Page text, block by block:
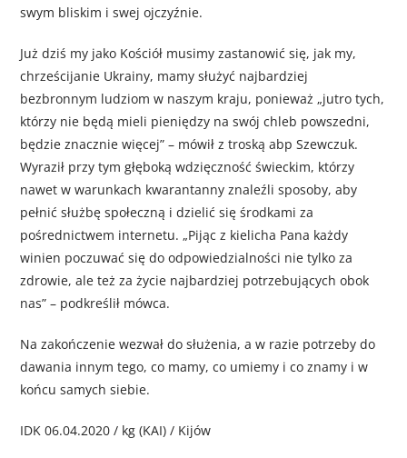
swym bliskim i swej ojczyźnie.
Już dziś my jako Kościół musimy zastanowić się, jak my,
chrześcijanie Ukrainy, mamy służyć najbardziej
bezbronnym ludziom w naszym kraju, ponieważ „jutro tych,
którzy nie będą mieli pieniędzy na swój chleb powszedni,
będzie znacznie więcej” – mówił z troską abp Szewczuk.
Wyraził przy tym głęboką wdzięczność świeckim, którzy
nawet w warunkach kwarantanny znaleźli sposoby, aby
pełnić służbę społeczną i dzielić się środkami za
pośrednictwem internetu. „Pijąc z kielicha Pana każdy
winien poczuwać się do odpowiedzialności nie tylko za
zdrowie, ale też za życie najbardziej potrzebujących obok
nas” – podkreślił mówca.
Na zakończenie wezwał do służenia, a w razie potrzeby do
dawania innym tego, co mamy, co umiemy i co znamy i w
końcu samych siebie.
IDK 06.04.2020 / kg (KAI) / Kijów